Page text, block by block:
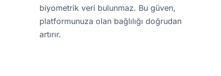
biyometrik veri bulunmaz. Bu güven,
platformunuza olan bağlılığı doğrudan
artırır.